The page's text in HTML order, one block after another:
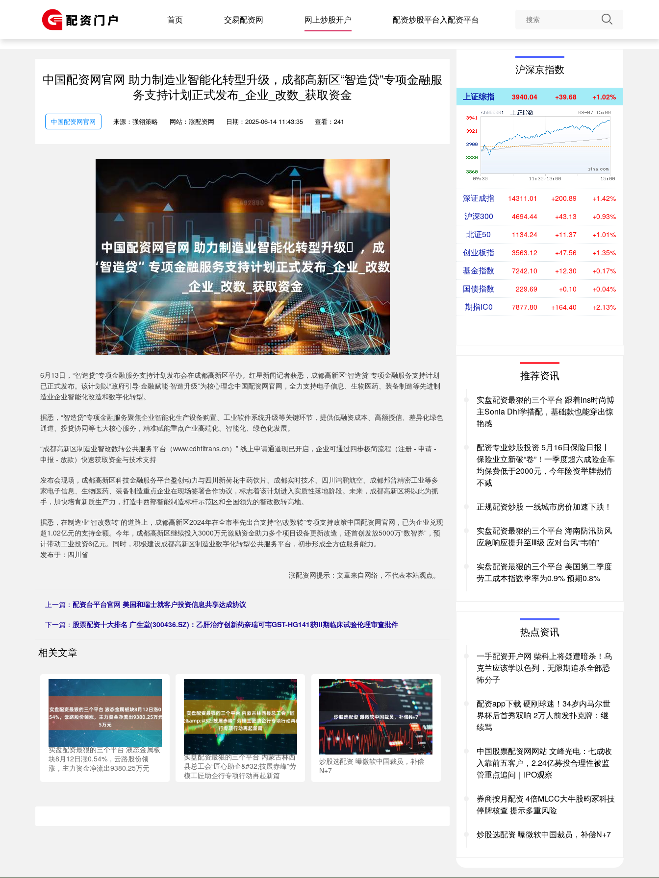
首页 交易配资网 网上炒股开户 配资炒股平台入配资平台
中国配资网官网 助力制造业智能化转型升级​，成都高新区“智造贷”专项金融服
务支持计划正式发布_企业_改数_获取资金
中国配资网官网 来源：强翎策略 网站：涨配资网 日期：2025-06-14 11:43:35 查看：241
6月13日，“智造贷”专项金融服务支持计划发布会在成都高新区举办。红星新闻记者获悉，成都高新区“智造贷”专项金融服务支持计划
已正式发布。该计划以“政府引导·金融赋能·智造升级”为核心理念中国配资网官网，全力支持电子信息、生物医药、装备制造等先进制
造业企业智能化改造和数字化转型。
据悉，“智造贷”专项金融服务聚焦企业智能化生产设备购置、工业软件系统升级等关键环节，提供低融资成本、高额授信、差异化绿色
通道、投贷协同等七大核心服务，精准赋能重点产业高端化、智能化、绿色化发展。
“成都高新区制造业智改数转公共服务平台（www.cdhtitrans.cn）” 线上申请通道现已开启，企业可通过四步极简流程（注册 - 申请 -
申报 - 放款）快速获取资金与技术支持
发布会现场，成都高新区科技金融服务平台盈创动力与四川新荷花中药饮片、成都实时技术、四川鸿鹏航空、成都邦普精密工业等多
家电子信息、生物医药、装备制造重点企业在现场签署合作协议，标志着该计划进入实质性落地阶段。未来，成都高新区将以此为抓
手，加快培育新质生产力，打造中西部智能制造标杆示范区和全国领先的智改数转高地。
据悉，在制造业“智改数转”的道路上，成都高新区2024年在全市率先出台支持“智改数转”专项支持政策中国配资网官网，已为企业兑现
超1.02亿元的支持金额。今年，成都高新区继续投入3000万元激励资金助力多个项目设备更新改造，还首创发放5000万“数智券”，预
计带动工业投资6亿元。同时，积极建设成都高新区制造业数字化转型公共服务平台，初步形成全方位服务能力。
发布于：四川省
涨配资网提示：文章来自网络，不代表本站观点。
上一篇： 配资台平台官网 美国和瑞士就客户投资信息共享达成协议
下一篇： 股票配资十大排名 广生堂(300436.SZ)：乙肝治疗创新药奈瑞可韦GST-HG141获III期临床试验伦理审查批件
相关文章
实盘配资最狠的三个平台 液态金属板
块8月12日涨0.54%，云路股份领
涨，主力资金净流出9380.25万元
实盘配资最狠的三个平台 内蒙古林西
县总工会“匠心助企&#32;技展赤峰”劳
模工匠助企行专项行动再起新篇
炒股选配资 曝微软中国裁员，补偿
N+7
沪深京指数
上证综指 3940.04 +39.68 +1.02%
深证成指 14311.01 +200.89 +1.42%
沪深300 4694.44 +43.13 +0.93%
北证50 1134.24 +11.37 +1.01%
创业板指 3563.12 +47.56 +1.35%
基金指数 7242.10 +12.30 +0.17%
国债指数 229.69 +0.10 +0.04%
期指IC0 7877.80 +164.40 +2.13%
推荐资讯
实盘配资最狠的三个平台 跟着ins时尚博
主Sonia Dhi学搭配，基础款也能穿出惊
艳感
配资专业炒股投资 5月16日保险日报丨
保险业立新破“卷”！一季度超六成险企车
均保费低于2000元，今年险资举牌热情
不减
正规配资炒股 一线城市房价加速下跌！
实盘配资最狠的三个平台 海南防汛防风
应急响应提升至Ⅲ级 应对台风“韦帕”
实盘配资最狠的三个平台 美国第二季度
劳工成本指数季率为0.9% 预期0.8%
热点资讯
一手配资开户网 柴科上将疑遭暗杀！乌
克兰应该学以色列，无限期追杀全部恐
怖分子
配资app下载 硬刚球迷！34岁内马尔世
界杯后首秀双响 2万人前发扑克牌：继
续骂
中国股票配资网网站 文峰光电：七成收
入靠前五客户，2.24亿募投合理性被监
管重点追问｜IPO观察
券商按月配资 4倍MLCC大牛股昀冢科技
停牌核查 提示多重风险
炒股选配资 曝微软中国裁员，补偿N+7